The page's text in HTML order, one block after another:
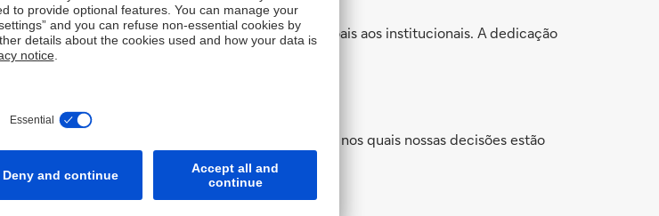
de cada um.
pessoal e profissional e alinhar seus valores pessoais aos institucionais. A dedicação
o valor de seu investimento é um dos princípios nos quais nossas decisões estão
atividades.